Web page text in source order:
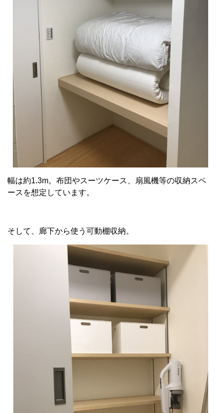
幅は約1.3m。布団やスーツケース、扇風機等の収納スペ
ースを想定しています。
そして、廊下から使う可動棚収納。